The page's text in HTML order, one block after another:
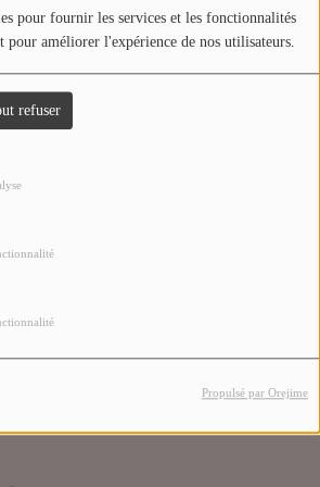
pour fournir les services et les fonctionnalités
pour améliorer l'expérience de nos utilisateurs.
refuser
Propulsé par Orejime
vous avez
une erreur.
que vous recherchez n’existe plus.